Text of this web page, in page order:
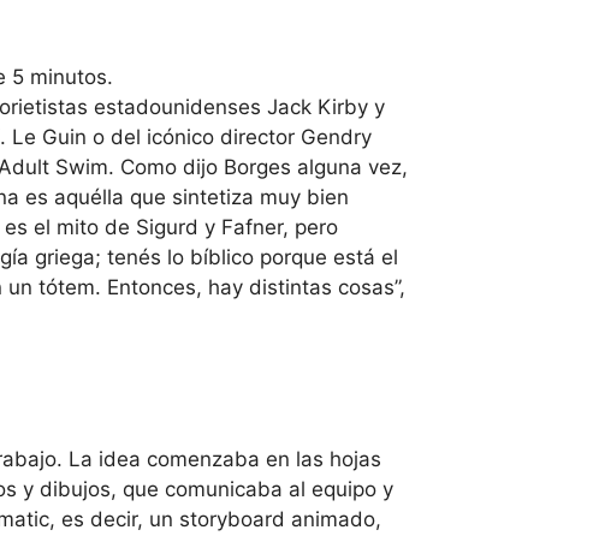
estadounidenses Jack Kirby y
Guin o del icónico director Gendry
Swim. Como dijo Borges alguna vez,
es aquélla que sintetiza muy bien
el mito de Sigurd y Fafner, pero
griega; tenés lo bíblico porque está el
tótem. Entonces, hay distintas cosas”,
La idea comenzaba en las hojas
y dibujos, que comunicaba al equipo y
es decir, un storyboard animado,